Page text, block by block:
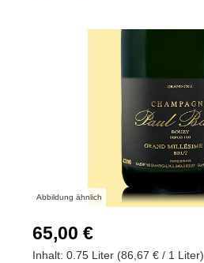
Bildergalerie überspringen
Abbildung ähnlich
Regulärer Preis:
65,00 €
Inhalt: 0.75 Liter (86,67 € / 1 Liter)